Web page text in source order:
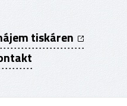
tiskáren